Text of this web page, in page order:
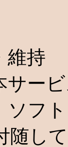
維持
ー
ソフ
随し